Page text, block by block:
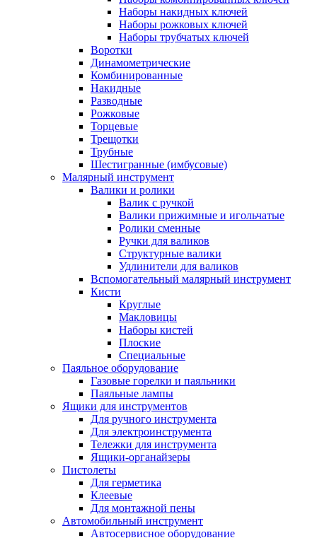
Наборы накидных ключей
Наборы рожковых ключей
Наборы трубчатых ключей
Воротки
Динамометрические
Комбинированные
Накидные
Разводные
Рожковые
Торцевые
Трещотки
Трубные
Шестигранные (имбусовые)
Малярный инструмент
Валики и ролики
Валик с ручкой
Валики прижимные и игольчатые
Ролики сменные
Ручки для валиков
Структурные валики
Удлинители для валиков
Вспомогательный малярный инструмент
Кисти
Круглые
Макловицы
Наборы кистей
Плоские
Специальные
Паяльное оборудование
Газовые горелки и паяльники
Паяльные лампы
Ящики для инструментов
Для ручного инструмента
Для электроинструмента
Тележки для инструмента
Ящики-органайзеры
Пистолеты
Для герметика
Клеевые
Для монтажной пены
Автомобильный инструмент
Автосервисное оборудование